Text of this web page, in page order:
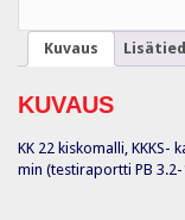
Kuvaus
KUVAUS
KK 22 kiskomalli, KKKS-
min (testiraportti PB